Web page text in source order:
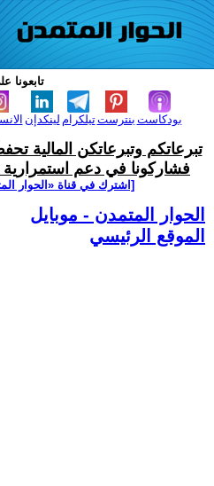
تابعونا
لينكدإن تيلكرامبنترست بودكاست
تبرعاتكم وتبرعاتكن المالية
فشاركونا في دعم استمرارية
[اشترك في قناة ‫«الحوار
الحوار المتمدن - موبايل
الموقع الرئيسي